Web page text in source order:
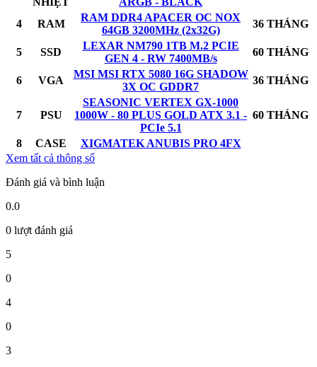
4 RAM
RAM DDR4 APACER OC NOX
64GB 3200MHz (2x32G)
36 THÁNG
5 SSD
LEXAR NM790 1TB M.2 PCIE
GEN 4 - RW 7400MB/s
60 THÁNG
6 VGA
MSI MSI RTX 5080 16G SHADOW
3X OC GDDR7
36 THÁNG
7 PSU
SEASONIC VERTEX GX-1000
1000W - 80 PLUS GOLD ATX 3.1 -
PCIe 5.1
60 THÁNG
8 CASE
XIGMATEK ANUBIS PRO 4FX
Xem tất cả thông số
Đánh giá và bình luận
0.0
0 lượt đánh giá
5
0
4
0
3